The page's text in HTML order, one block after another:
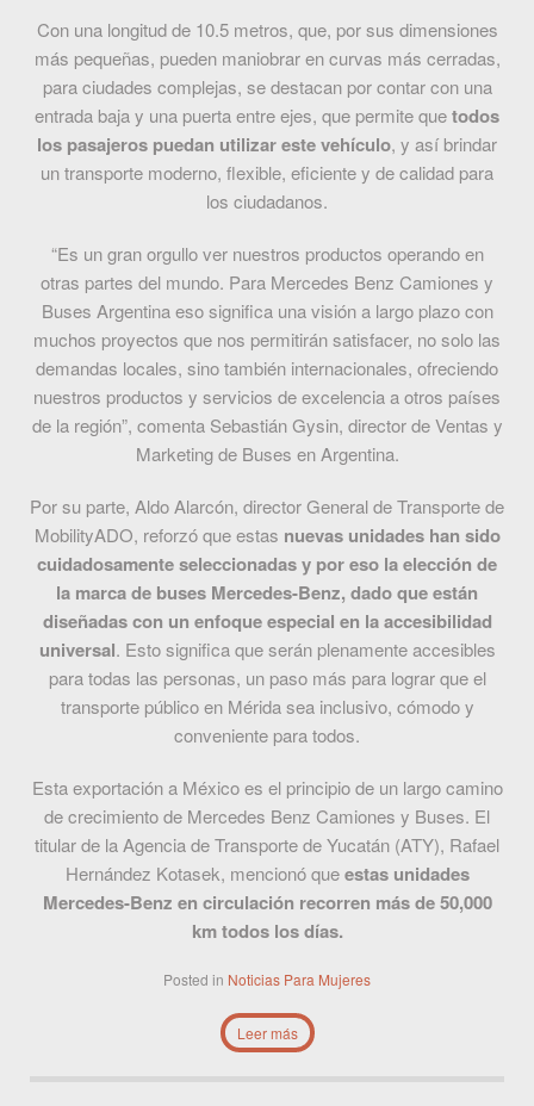
Con una longitud de 10.5 metros, que, por sus dimensiones
más pequeñas, pueden maniobrar en curvas más cerradas,
para ciudades complejas, se destacan por contar con una
entrada baja y una puerta entre ejes, que permite quetodos
los pasajeros puedan utilizar este vehículo, y así brindar
un transporte moderno, flexible, eficiente y de calidad para
los ciudadanos.
“Es un gran orgullo ver nuestros productos operando en
otras partes del mundo. Para Mercedes Benz Camiones y
Buses Argentina eso significa una visión a largo plazo con
muchos proyectos que nos permitirán satisfacer, no solo las
demandas locales, sino también internacionales, ofreciendo
nuestros productos y servicios de excelencia a otros países
de la región”, comenta Sebastián Gysin, director de Ventas y
Marketing de Buses en Argentina.
Por su parte, Aldo Alarcón, director General de Transporte de
MobilityADO, reforzó que estas nuevas unidades han sido
cuidadosamente seleccionadas y por eso la elección de
la marca de buses Mercedes-Benz, dado que están
diseñadas con un enfoque especial en la accesibilidad
universal. Esto significa que serán plenamente accesibles
para todas las personas, un paso más para lograr que el
transporte público en Mérida sea inclusivo, cómodo y
conveniente para todos.
Esta exportación a México es el principio de un largo camino
de crecimiento de Mercedes Benz Camiones y Buses. El
titular de la Agencia de Transporte de Yucatán (ATY), Rafael
Hernández Kotasek, mencionó queestas unidades
Mercedes-Benz en circulación recorren más de 50,000
km todos los días.
Posted in Noticias Para Mujeres
Leer más